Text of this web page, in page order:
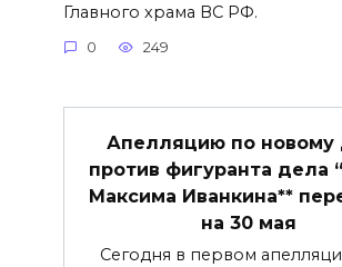
Главного храма ВС РФ.
0 249
Апелляцию по новому
против фигуранта дела
Максима Иванкина**
на 30 мая
Сегодня в первом